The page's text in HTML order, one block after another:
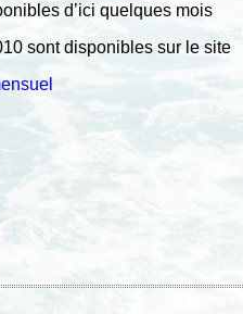
d’ici quelques mois
sont disponibles sur le site
l